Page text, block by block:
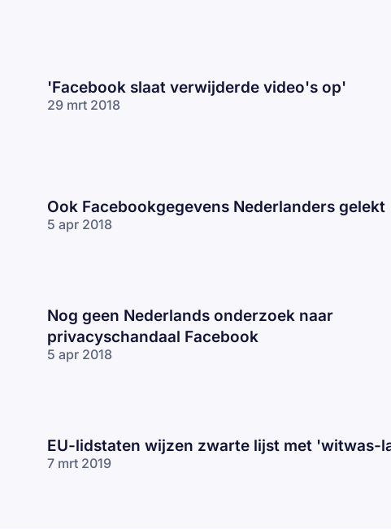
'Facebook slaat verwijderde video's op'
29 mrt 2018
Ook Facebookgegevens Nederlanders gelekt
5 apr 2018
Nog geen Nederlands onderzoek naar
privacyschandaal Facebook
5 apr 2018
EU-lidstaten wijzen zwarte lijst met 'witwas-
7 mrt 2019